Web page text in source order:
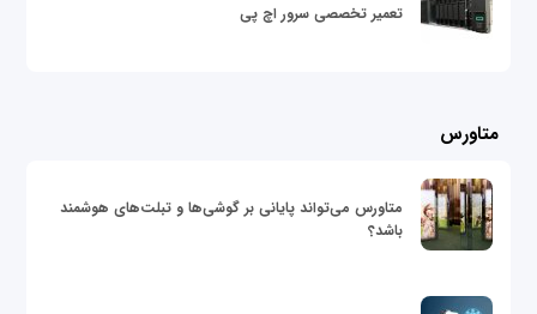
تعمیر تخصصی سرور اچ پی
متاورس
متاورس می‌تواند پایانی بر گوشی‌ها و تبلت‌های هوشمند
باشد؟